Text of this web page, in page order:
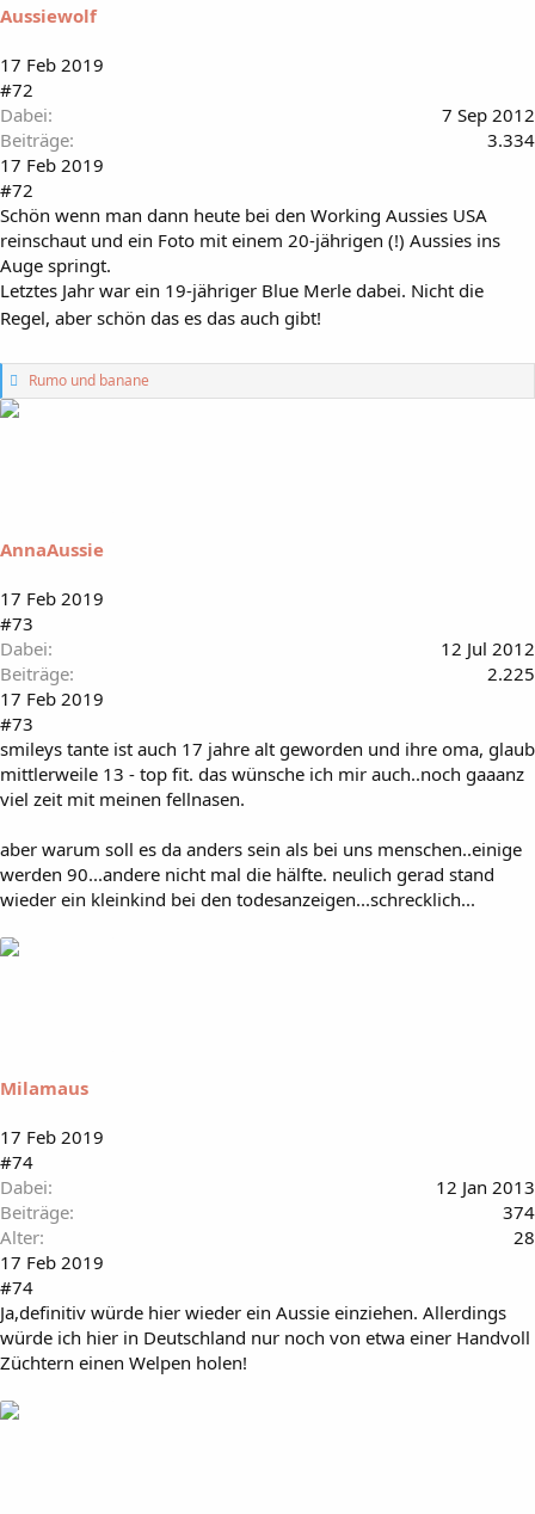
Aussiewolf
17 Feb 2019
#72
Dabei
7 Sep 2012
Beiträge
3.334
17 Feb 2019
#72
Schön wenn man dann heute bei den Working Aussies USA
reinschaut und ein Foto mit einem 20-jährigen (!) Aussies ins
Auge springt.
Letztes Jahr war ein 19-jähriger Blue Merle dabei. Nicht die
Regel, aber schön das es das auch gibt!
G
e
r
Rumound banane
AnnaAussie
17 Feb 2019
#73
Dabei
12 Jul 2012
Beiträge
2.225
17 Feb 2019
#73
smileys tante ist auch 17 jahre alt geworden und ihre oma, glaub
mittlerweile 13 - top fit. das wünsche ich mir auch..noch gaaanz
viel zeit mit meinen fellnasen.
aber warum soll es da anders sein als bei uns menschen..einige
werden 90...andere nicht mal die hälfte. neulich gerad stand
wieder ein kleinkind bei den todesanzeigen...schrecklich...
Milamaus
17 Feb 2019
#74
Dabei
12 Jan 2013
Beiträge
374
Alter
28
17 Feb 2019
#74
Ja,definitiv würde hier wieder ein Aussie einziehen. Allerdings
würde ich hier in Deutschland nur noch von etwa einer Handvoll
Züchtern einen Welpen holen!